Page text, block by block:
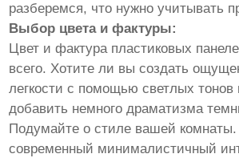
разберемся, что нужно учитывать
Выбор цвета и фактуры:
Цвет и фактура пластиковых
всего. Хотите ли вы создать
легкости с помощью светлых тонов
добавить немного драматизма
Подумайте о стиле вашей
современный минималистичный